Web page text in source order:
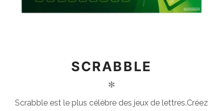
SCRABBLE
✻
Scrabble est le plus célèbre des jeux de lettres.Créez